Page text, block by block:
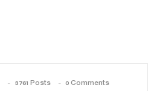
3761 Posts 0 Comments